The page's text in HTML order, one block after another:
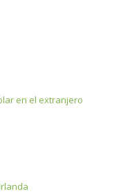
en el extranjero